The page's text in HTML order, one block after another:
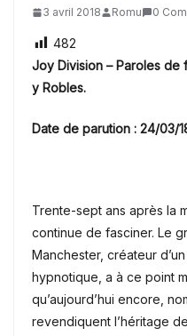
3 avril 2018 Romu 0
482
Joy Division – Paroles de
y Robles.
Date de parution : 24/03/
Trente-sept ans après la
continue de fasciner. Le
Manchester, créateur
hypnotique, a à ce point
qu’aujourd’hui encore,
revendiquent l’héritage